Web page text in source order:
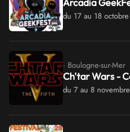
du 17 au 18
· Boulogne-sur-Mer
Ch'tar Wars -
du 7 au 8